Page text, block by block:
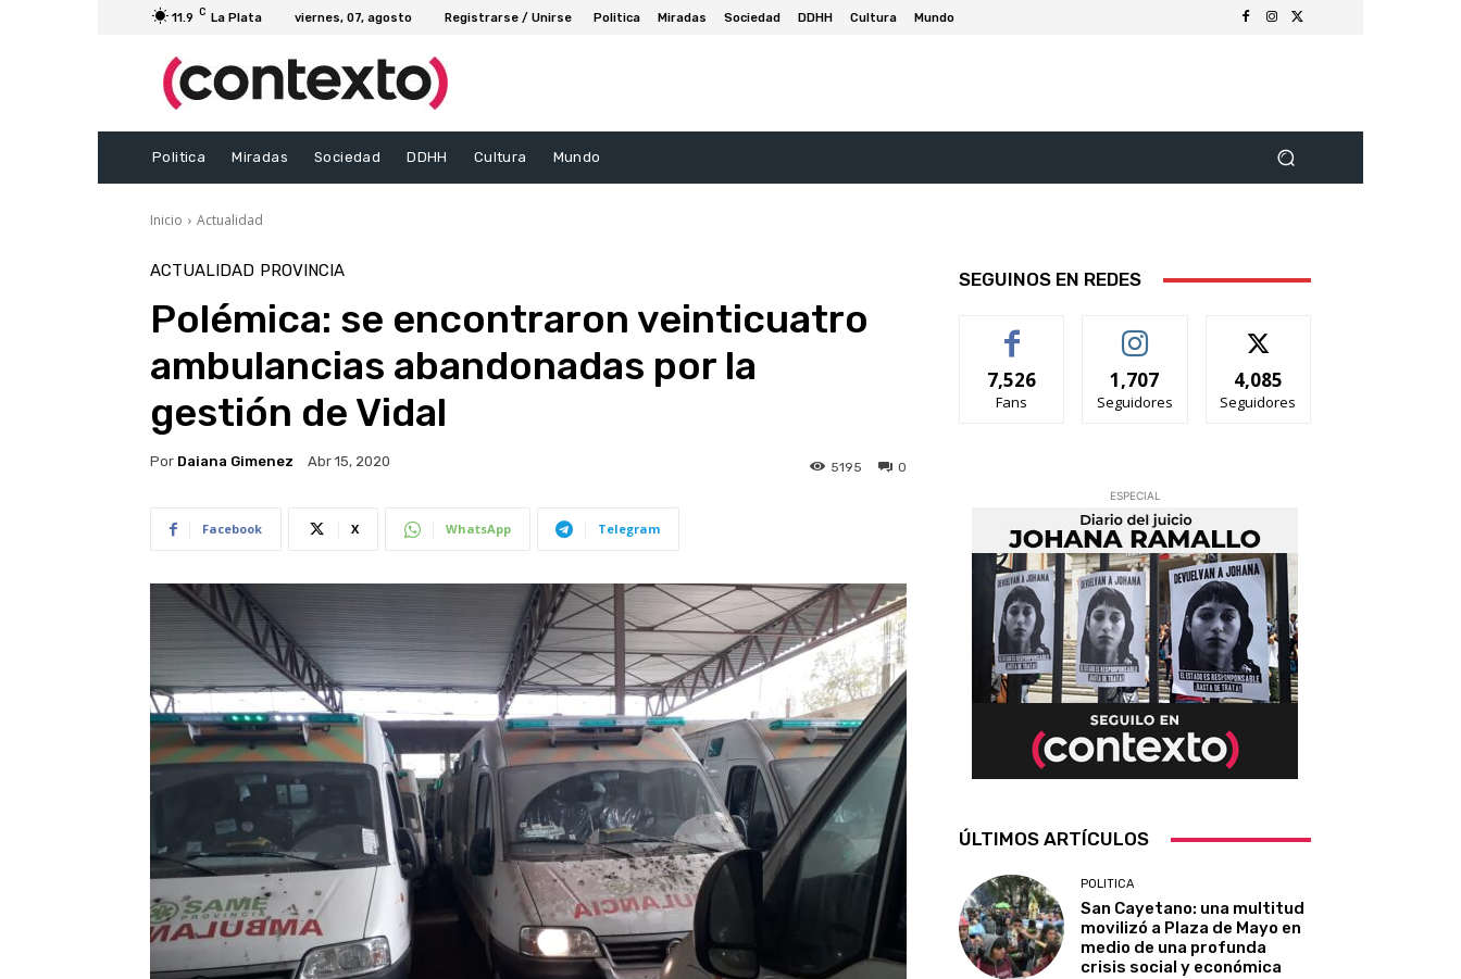
11.9 C La Plata viernes, 07, agosto Registrarse / Unirse Politica Miradas Sociedad DDHH Cultura Mundo
Politica Miradas Sociedad DDHH Cultura Mundo
Inicio Actualidad
ACTUALIDAD PROVINCIA
Polémica: se encontraron veinticuatro
ambulancias abandonadas por la
gestión de Vidal
Por Daiana Gimenez Abr 15, 2020 0
5195
Facebook X WhatsApp Telegram
SEGUINOS EN REDES
7,526
Fans
1,707
Seguidores
4,085
Seguidores
ESPECIAL
ÚLTIMOS ARTÍCULOS
POLITICA
San Cayetano: una multitud
movilizó a Plaza de Mayo en
medio de una profunda
crisis social y económica